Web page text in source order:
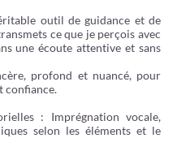
outil de guidance et de
ce que je perçois avec
une écoute attentive et sans
profond et nuancé, pour
confiance.
: Imprégnation vocale,
selon les éléments et le